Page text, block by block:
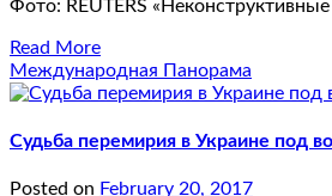
Фото: REUTERS
Read More
Международная Панорама
Судьба перемирия в Украине под
Posted on February 20, 2017